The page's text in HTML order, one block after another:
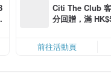
Citi The Club
分回贈，滿
前往活動頁